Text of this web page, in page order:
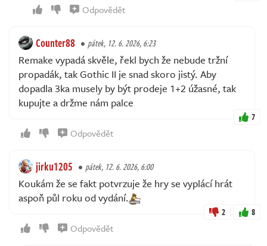
Odpovědět
Counter88 pátek, 12. 6. 2026, 6:23
Remake vypadá skvěle, řekl bych že nebude tržní
propadák, tak Gothic II je snad skoro jistý. Aby
dopadla 3ka musely by být prodeje 1+2 úžasné, tak
kupujte a držme nám palce
7
Odpovědět
jirku1205 pátek, 12. 6. 2026, 6:00
Koukám že se fakt potvrzuje že hry se vyplácí hrát
aspoň půl roku od vydání.
2 8
Odpovědět